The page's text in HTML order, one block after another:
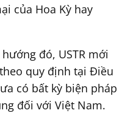
của Hoa Kỳ hay
đó, USTR mới
quy định tại Điều
có bất kỳ biện pháp
đối với Việt Nam.